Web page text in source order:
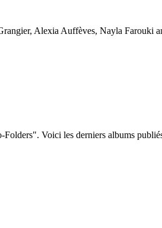
Alexia Auffèves, Nayla Farouki
Folders". Voici les derniers albums